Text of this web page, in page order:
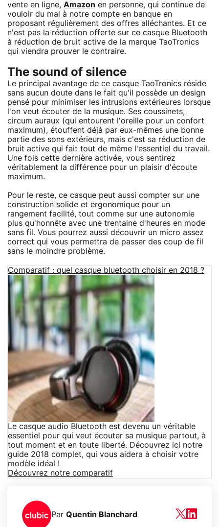
vente en ligne, Amazon en personne, qui continue de
vouloir du mal à notre compte en banque en
proposant régulièrement des offres alléchantes. Et ce
n'est pas la réduction offerte sur ce casque Bluetooth
à réduction de bruit active de la marque TaoTronics
qui viendra prouver le contraire.
The sound of silence
Le principal avantage de ce casque TaoTronics réside
sans aucun doute dans le fait qu'il possède un design
pensé pour minimiser les intrusions extérieures lorsque
l'on veut écouter de la musique. Ses coussinets,
circum auraux (qui entourent l'oreille pour un confort
maximum), étouffent déjà par eux-mêmes une bonne
partie des sons extérieurs, mais c'est sa réduction de
bruit active qui fait tout de même l'essentiel du travail.
Une fois cette dernière activée, vous sentirez
véritablement la différence pour un plaisir d'écoute
maximum.
Pour le reste, ce casque peut aussi compter sur une
construction solide et ergonomique pour un
rangement facilité, tout comme sur une autonomie
plus qu'honnête avec une trentaine d'heures en mode
sans fil. Vous pourrez aussi découvrir un micro assez
correct qui vous permettra de passer des coup de fil
sans le moindre problème.
Comparatif : quel casque bluetooth choisir en 2018 ?
Le casque audio Bluetooth est devenu un véritable
essentiel pour qui veut écouter sa musique partout, à
tout moment et en toute liberté. Découvrez ici notre
guide 2018 complet, qui vous aidera à choisir votre
modèle idéal !
Découvrez notre comparatif
Par Quentin Blanchard